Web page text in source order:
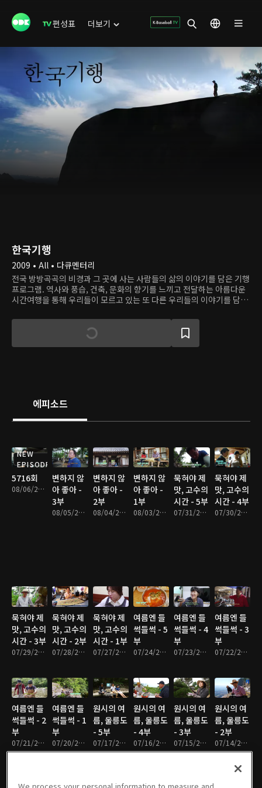
편성표 더보기
한국기행
2009 • All • 다큐멘터리
전국 방방곡곡의 비경과 그 곳에 사는 사람들의 삶의 이야기를 담은 기행
프로그램. 역사와 풍습, 건축, 문화의 향기를 느끼고 전달하는 아름다운
시간여행을 통해 우리들이 모르고 있는 또 다른 우리들의 이야기를 담아
에피소드
NEW
EPISODE
5716회
08/06/2026 • 17분
변하지 않
아 좋아 -
3부
08/05/2026 • 18분
변하지 않
아 좋아 -
2부
08/04/2026 • 17분
변하지 않
아 좋아 -
1부
08/03/2026 • 17분
묵혀야 제
맛, 고수의
시간 - 5부
07/31/2026 • 17분
묵혀야 제
맛, 고수의
시간 - 4부
07/30/2026 • 17분
묵혀야 제
맛, 고수의
시간 - 3부
07/29/2026 • 18분
묵혀야 제
맛, 고수의
시간 - 2부
07/28/2026 • 17분
묵혀야 제
맛, 고수의
시간 - 1부
07/27/2026 • 17분
여름엔 들
썩들썩 - 5
부
07/24/2026 • 17분
여름엔 들
썩들썩 - 4
부
07/23/2026 • 17분
여름엔 들
썩들썩 - 3
부
07/22/2026 • 17분
여름엔 들
썩들썩 - 2
부
07/21/2026 • 17분
여름엔 들
썩들썩 - 1
부
07/20/2026 • 17분
원시의 여
름, 울릉도
- 5부
07/17/2026 • 17분
원시의 여
름, 울릉도
- 4부
07/16/2026 • 17분
원시의 여
름, 울릉도
- 3부
07/15/2026 • 17분
원시의 여
름, 울릉도
- 2부
07/14/2026 • 17분